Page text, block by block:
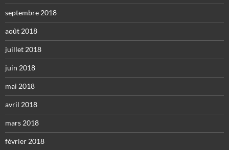
septembre 2018
août 2018
juillet 2018
juin 2018
mai 2018
avril 2018
mars 2018
février 2018